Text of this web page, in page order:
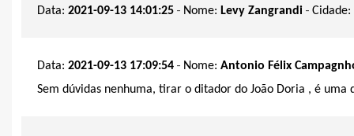
Data: 2021-09-13 14:01:25 - Nome: Levy Zangrandi - Cidade:
Data: 2021-09-13 17:09:54 - Nome: Antonio Félix
Sem dúvidas nenhuma, tirar o ditador do João Doria , é uma